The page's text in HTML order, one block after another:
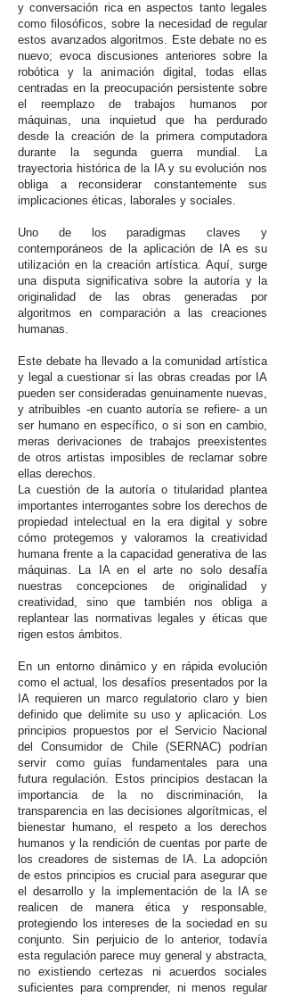
y conversación rica en aspectos tanto legales
como filosóficos, sobre la necesidad de regular
estos avanzados algoritmos. Este debate no es
nuevo; evoca discusiones anteriores sobre la
robótica y la animación digital, todas ellas
centradas en la preocupación persistente sobre
el reemplazo de trabajos humanos por
máquinas, una inquietud que ha perdurado
desde la creación de la primera computadora
durante la segunda guerra mundial. La
trayectoria histórica de la IA y su evolución nos
obliga a reconsiderar constantemente sus
implicaciones éticas, laborales y sociales.
Uno de los paradigmas claves y
contemporáneos de la aplicación de IA es su
utilización en la creación artística. Aquí, surge
una disputa significativa sobre la autoría y la
originalidad de las obras generadas por
algoritmos en comparación a las creaciones
humanas.
Este debate ha llevado a la comunidad artística
y legal a cuestionar si las obras creadas por IA
pueden ser consideradas genuinamente nuevas,
y atribuibles -en cuanto autoría se refiere- a un
ser humano en específico, o si son en cambio,
meras derivaciones de trabajos preexistentes
de otros artistas imposibles de reclamar sobre
ellas derechos.
La cuestión de la autoría o titularidad plantea
importantes interrogantes sobre los derechos de
propiedad intelectual en la era digital y sobre
cómo protegemos y valoramos la creatividad
humana frente a la capacidad generativa de las
máquinas. La IA en el arte no solo desafía
nuestras concepciones de originalidad y
creatividad, sino que también nos obliga a
replantear las normativas legales y éticas que
rigen estos ámbitos.
En un entorno dinámico y en rápida evolución
como el actual, los desafíos presentados por la
IA requieren un marco regulatorio claro y bien
definido que delimite su uso y aplicación. Los
principios propuestos por el Servicio Nacional
del Consumidor de Chile (SERNAC) podrían
servir como guías fundamentales para una
futura regulación. Estos principios destacan la
importancia de la no discriminación, la
transparencia en las decisiones algorítmicas, el
bienestar humano, el respeto a los derechos
humanos y la rendición de cuentas por parte de
los creadores de sistemas de IA. La adopción
de estos principios es crucial para asegurar que
el desarrollo y la implementación de la IA se
realicen de manera ética y responsable,
protegiendo los intereses de la sociedad en su
conjunto. Sin perjuicio de lo anterior, todavía
esta regulación parece muy general y abstracta,
no existiendo certezas ni acuerdos sociales
suficientes para comprender, ni menos regular